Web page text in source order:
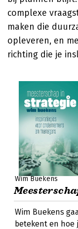
complexe
maken die
opleveren, en
richting die je
Wim Buekens
Wim Buekens
betekent en